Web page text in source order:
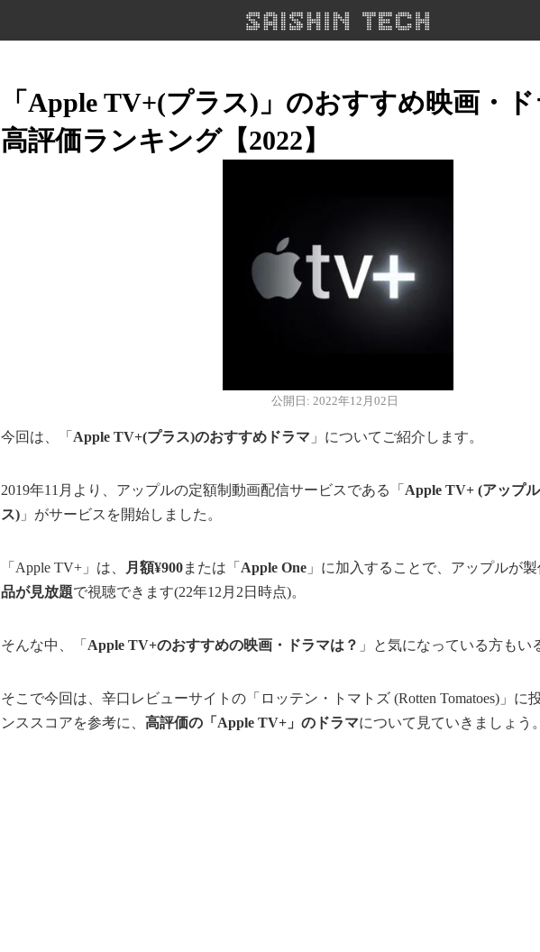
「Apple TV+(プラス)」のおすすめ映画・
高評価ランキング【2022】
公開日: 2022年12月02日
今回は、「 Apple TV+(プラス)のおすすめドラマ 」についてご紹介します。
2019年11月より、アップルの定額制動画配信サービスである「 Apple TV+ (アップ
ス) 」がサービスを開始しました。
「Apple TV+」は、 月額¥900または「 Apple One 」に加入することで、アップルが
品が見放題で視聴できます(22年12月2日時点)。
そんな中、「 Apple TV+のおすすめの映画・ドラマは？ 」と気になっている方もい
そこで今回は、辛口レビューサイトの「ロッテン・トマトズ (Rotten Tomatoes)」に
ンススコアを参考に、 高評価の「Apple TV+」のドラマについて見ていきましょう